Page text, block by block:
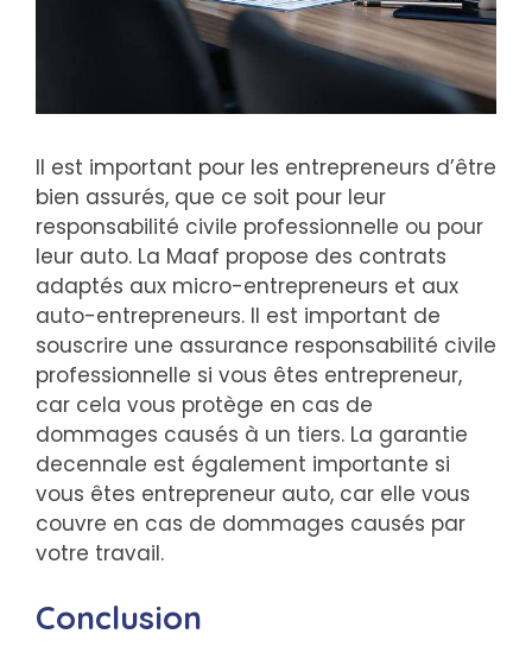
Il est important pour les entrepreneurs d’être
bien assurés, que ce soit pour leur
responsabilité civile professionnelle ou pour
leur auto. La Maaf propose des contrats
adaptés aux micro-entrepreneurs et aux
auto-entrepreneurs. Il est important de
souscrire une assurance responsabilité civile
professionnelle si vous êtes entrepreneur,
car cela vous protège en cas de
dommages causés à un tiers. La garantie
decennale est également importante si
vous êtes entrepreneur auto, car elle vous
couvre en cas de dommages causés par
votre travail.
Conclusion